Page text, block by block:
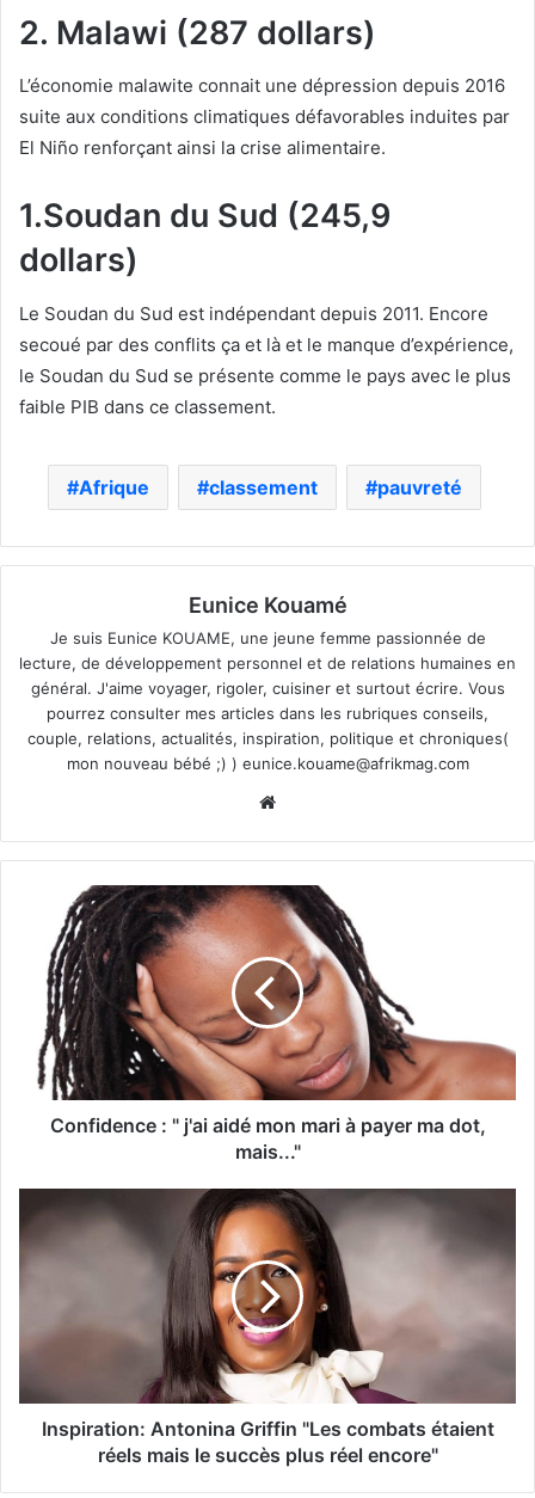
2. Malawi (287 dollars)
L’économie malawite connait une dépression depuis 2016
suite aux conditions climatiques défavorables induites par
El Niño renforçant ainsi la crise alimentaire.
1.Soudan du Sud (245,9
dollars)
Le Soudan du Sud est indépendant depuis 2011. Encore
secoué par des conflits ça et là et le manque d’expérience,
le Soudan du Sud se présente comme le pays avec le plus
faible PIB dans ce classement.
Afrique classement pauvreté
Eunice Kouamé
Je suis Eunice KOUAME, une jeune femme passionnée de
lecture, de développement personnel et de relations humaines en
général. J'aime voyager, rigoler, cuisiner et surtout écrire. Vous
pourrez consulter mes articles dans les rubriques conseils,
couple, relations, actualités, inspiration, politique et chroniques(
mon nouveau bébé ;) ) eunice.kouame@afrikmag.com
Confidence : " j'ai aidé mon mari à payer ma dot,
mais..."
Inspiration: Antonina Griffin "Les combats étaient
réels mais le succès plus réel encore"